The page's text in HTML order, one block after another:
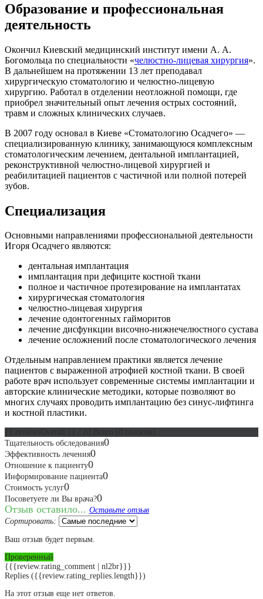
Образование и профессиональная
деятельность
Окончил Киевский медицинский институт имени А. А.
Богомольца по специальности «челюстно-лицевая хирургия».
В дальнейшем на протяжении 13 лет преподавал
хирургическую стоматологию и челюстно-лицевую
хирургию. Работал в отделении неотложной помощи, где
приобрел значительный опыт лечения острых состояний,
травм и сложных клинических случаев.
В 2007 году основал в Киеве «Стоматологию Осадчего» —
специализированную клинику, занимающуюся комплексным
стоматологическим лечением, дентальной имплантацией,
реконструктивной челюстно-лицевой хирургией и
реабилитацией пациентов с частичной или полной потерей
зубов.
Специализация
Основными направлениями профессиональной деятельности
Игоря Осадчего являются:
дентальная имплантация
имплантация при дефиците костной ткани
полное и частичное протезирование на имплантатах
хирургическая стоматология
челюстно-лицевая хирургия
лечение одонтогенных гайморитов
лечение дисфункции височно-нижнечелюстного сустава
лечение осложнений после стоматологического лечения
Отдельным направлением практики является лечение
пациентов с выраженной атрофией костной ткани. В своей
работе врач использует современные системы имплантации и
авторские клинические методики, которые позволяют во
многих случаях проводить имплантацию без синус-лифтинга
и костной пластики.
Тщательность обследования0
Эффективность лечения0
Отношение к пациенту0
Информирование пациента0
Стоимость услуг0
Посоветуете ли Вы врача?0
Отзыв оставило... Оставьте отзыв
Сортировать:
Ваш отзыв будет первым.
Проверенный
{{{review.rating_comment | nl2br}}}
Replies ({{review.rating_replies.length}})
На этот отзыв еще нет ответов.